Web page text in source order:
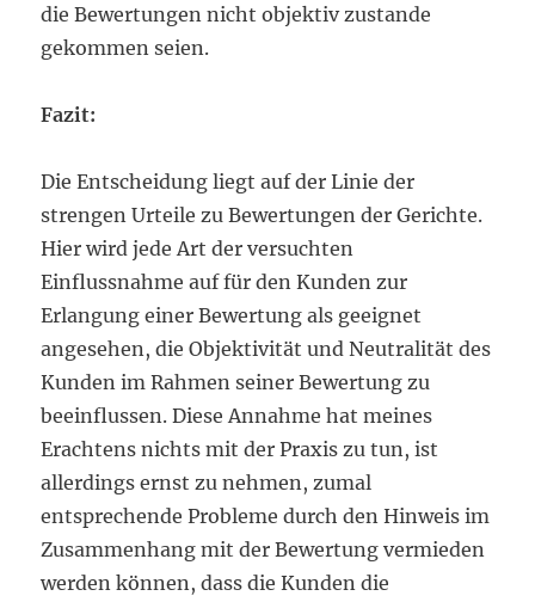
die Bewertungen nicht objektiv zustande
gekommen seien.
Fazit:
Die Entscheidung liegt auf der Linie der
strengen Urteile zu Bewertungen der Gerichte.
Hier wird jede Art der versuchten
Einflussnahme auf für den Kunden zur
Erlangung einer Bewertung als geeignet
angesehen, die Objektivität und Neutralität des
Kunden im Rahmen seiner Bewertung zu
beeinflussen. Diese Annahme hat meines
Erachtens nichts mit der Praxis zu tun, ist
allerdings ernst zu nehmen, zumal
entsprechende Probleme durch den Hinweis im
Zusammenhang mit der Bewertung vermieden
werden können, dass die Kunden die